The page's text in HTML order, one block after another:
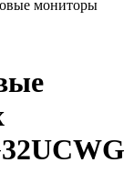
мониторы